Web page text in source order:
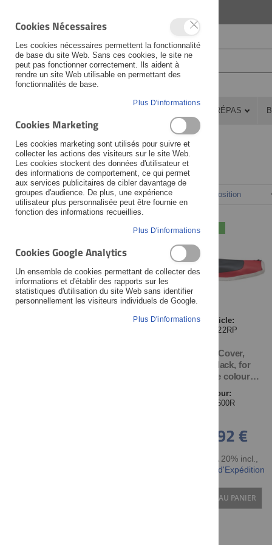
PRÉPAS
NOUVEAU
Article:
29422RP
Seat Cover,
Red/Black, for
vehicle colour
SOLID !
Pour:
TT600R
49,92 €
TTC TVA 20% incl.
hors Frais d'Expédition
AJOUTER AU PANIER
Fabricant
Veuillez sélectionner ...
Veuillez sélectionner ...
Cookies Nécessaires
Les cookies nécessaires permettent la fonctionnalité
de base du site Web. Sans ces cookies, le site ne
peut pas fonctionner correctement. Ils aident à
rendre un site Web utilisable en permettant des
fonctionnalités de base.
Plus D'informations
Cookies Marketing
Les cookies marketing sont utilisés pour suivre et
collecter les actions des visiteurs sur le site Web.
Les cookies stockent des données d'utilisateur et
des informations de comportement, ce qui permet
aux services publicitaires de cibler davantage de
groupes d'audience. De plus, une expérience
utilisateur plus personnalisée peut être fournie en
fonction des informations recueillies.
Plus D'informations
Cookies Google Analytics
Un ensemble de cookies permettant de collecter des
informations et d'établir des rapports sur les
statistiques d'utilisation du site Web sans identifier
personnellement les visiteurs individuels de Google.
Plus D'informations